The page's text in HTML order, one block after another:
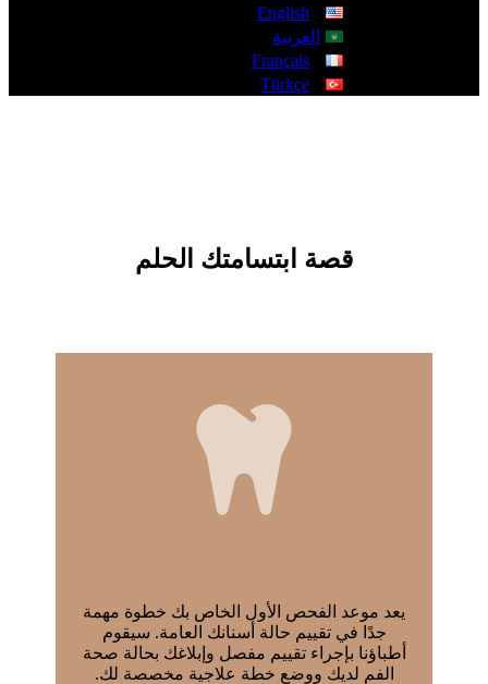
English
العربية
Français
Türkçe
قصة ابتسامتك الحلم
يعد موعد الفحص الأول الخاص بك خطوة مهمة
جدًا في تقييم حالة أسنانك العامة. سيقوم
أطباؤنا بإجراء تقييم مفصل وإبلاغك بحالة صحة
الفم لديك ووضع خطة علاجية مخصصة لك.